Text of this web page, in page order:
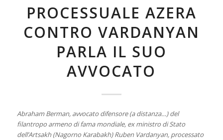
PROCESSUALE AZERA
CONTRO VARDANYAN
PARLA IL SUO
AVVOCATO
Abraham Berman, avvocato difensore (a distanza…) del
filantropo armeno di fama mondiale, ex ministro di Stato
dell’Artsakh (Nagorno Karabakh) Ruben Vardanyan, processato